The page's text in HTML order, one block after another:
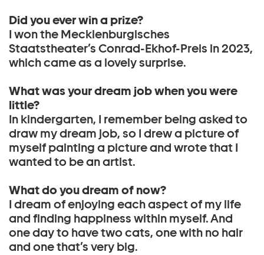
Did you ever win a prize?
I won the Mecklenburgisches
Staatstheater’s Conrad-Ekhof-Preis in 2023,
which came as a lovely surprise.
What was your dream job when you were
little?
In kindergarten, I remember being asked to
draw my dream job, so I drew a picture of
myself painting a picture and wrote that I
wanted to be an artist.
What do you dream of now?
I dream of enjoying each aspect of my life
and finding happiness within myself. And
one day to have two cats, one with no hair
and one that’s very big.